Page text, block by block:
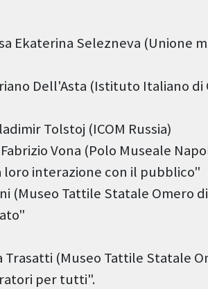
Ekaterina Selezneva (Unione
Dell'Asta (Istituto Italiano
Tolstoj (ICOM Russia)
Vona (Polo Museale
loro interazione con il pubblico"
(Museo Tattile Statale Omero
Trasatti (Museo Tattile Statale
per tutti".